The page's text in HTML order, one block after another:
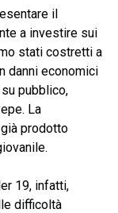
il
a investire sui
stati costretti a
danni economici
pubblico,
La
prodotto
19, infatti,
difficoltà